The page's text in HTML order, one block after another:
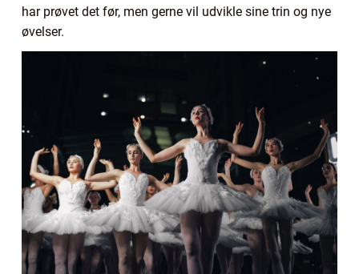
har prøvet det før, men gerne vil udvikle sine trin og nye
øvelser.